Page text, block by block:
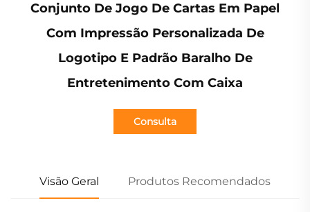
Conjunto De Jogo De Cartas Em Papel
Com Impressão Personalizada De
Logotipo E Padrão Baralho De
Entretenimento Com Caixa
Consulta
Visão Geral Produtos Recomendados